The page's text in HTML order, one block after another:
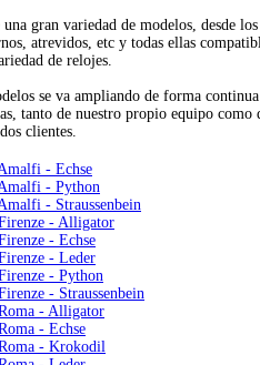
gran variedad de modelos, desde los
atrevidos, etc y todas ellas
de relojes.
se va ampliando de forma
tanto de nuestro propio equipo como
clientes.
- Echse
- Python
- Straussenbein
- Alligator
- Echse
- Leder
- Python
- Straussenbein
- Alligator
- Echse
- Krokodil